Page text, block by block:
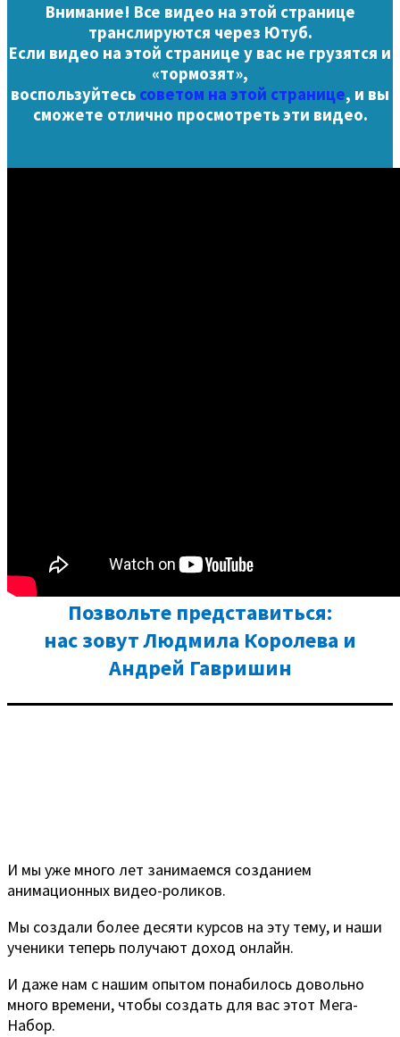
Внимание! Все видео на этой странице
транслируются через Ютуб.
Если видео на этой странице у вас не грузятся и
«тормозят»,
воспользуйтесь советом на этой странице, и вы
сможете отлично просмотреть эти видео.
глаз, верно?
Позвольте представиться:
нас зовут Людмила Королева и
Андрей Гавришин
И мы уже много лет занимаемся созданием
анимационных видео-роликов.
Мы создали более десяти курсов на эту тему, и наши
ученики теперь получают доход онлайн.
И даже нам с нашим опытом понабилось довольно
много времени, чтобы создать для вас этот Мега-
Набор.